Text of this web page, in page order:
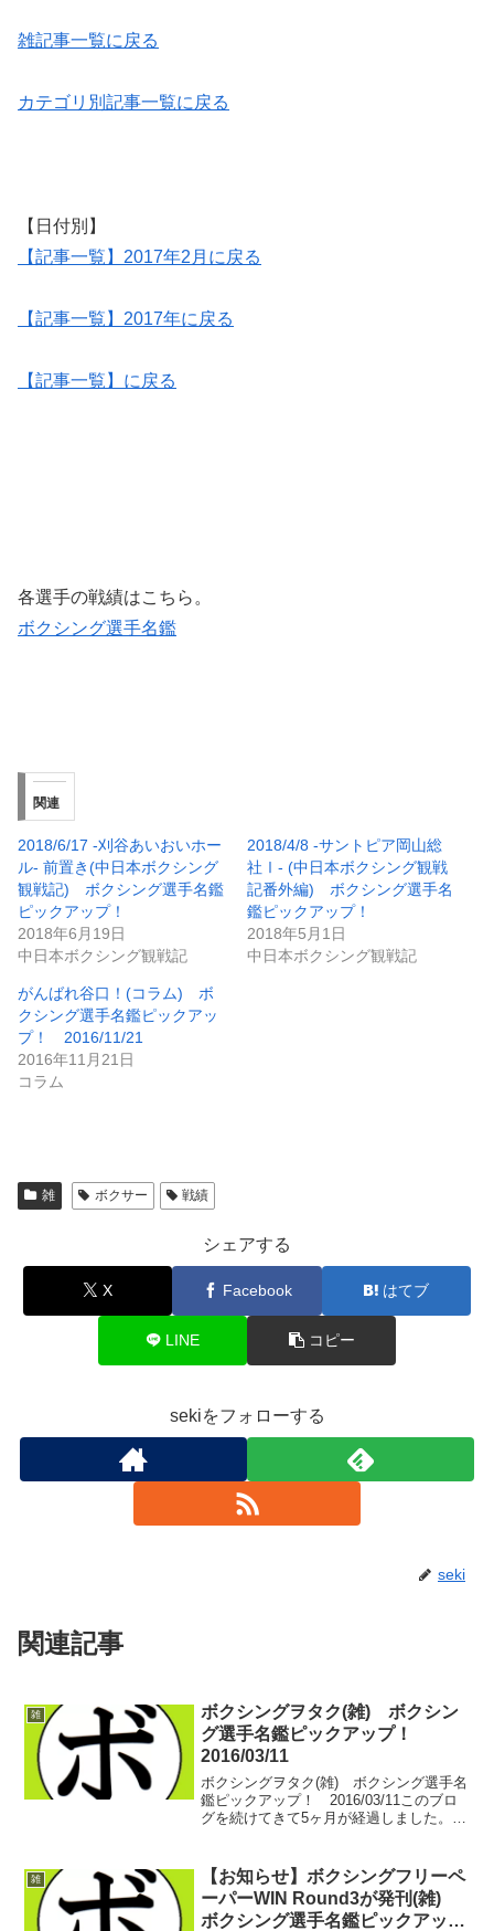
雑記事一覧に戻る
カテゴリ別記事一覧に戻る
【日付別】
【記事一覧】2017年2月に戻る
【記事一覧】2017年に戻る
【記事一覧】に戻る
各選手の戦績はこちら。
ボクシング選手名鑑
関連
2018/6/17 -刈谷あいおいホー
ル- 前置き(中日本ボクシング
観戦記) ボクシング選手名鑑
ピックアップ！
2018年6月19日
中日本ボクシング観戦記
2018/4/8 -サントピア岡山総
社Ⅰ- (中日本ボクシング観戦
記番外編) ボクシング選手名
鑑ピックアップ！
2018年5月1日
中日本ボクシング観戦記
がんばれ谷口！(コラム) ボ
クシング選手名鑑ピックアッ
プ！ 2016/11/21
2016年11月21日
コラム
雑 ボクサー 戦績
シェアする
X Facebook はてブ
LINE コピー
sekiをフォローする
seki
関連記事
雑
ボクシングヲタク(雑) ボクシン
グ選手名鑑ピックアップ！
2016/03/11
ボクシングヲタク(雑) ボクシング選手名
鑑ピックアップ！ 2016/03/11このブロ
グを続けてきて5ヶ月が経過しました。量
(川島)だったり、大橋 秀行(ヨネクラ)だ...
雑
【お知らせ】ボクシングフリーペ
ーパーWIN Round3が発刊(雑)
ボクシング選手名鑑ピックアッ